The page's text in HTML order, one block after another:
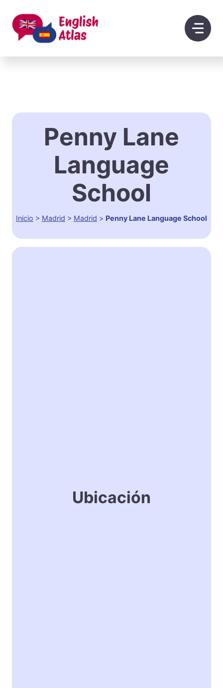
contenido
Penny Lane
Language
School
Inicio > Madrid > Madrid > Penny Lane Language School
Ubicación